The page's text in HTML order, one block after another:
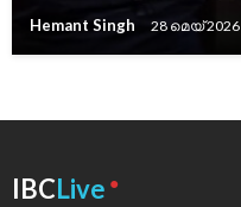
Hemant Singh 28 മെയ്‌ 2026
IBCLive ●